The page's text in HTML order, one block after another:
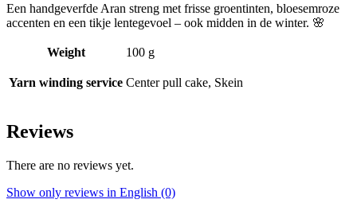
Een handgeverfde Aran streng met frisse groentinten, bloesemroze
accenten en een tikje lentegevoel – ook midden in de winter. 🌸
Weight 100 g
Yarn winding service Center pull cake, Skein
Reviews
There are no reviews yet.
Show only reviews in English (0)